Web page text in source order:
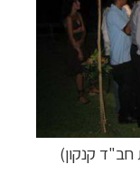
חב"ד קנקון)